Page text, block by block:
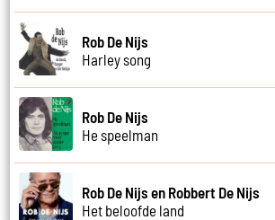
Rob De Nijs
Harley song
Rob De Nijs
He speelman
Rob De Nijs en Robbert De Nijs
Het beloofde land